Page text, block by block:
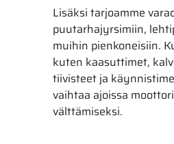
Lisäksi tarjoamme
puutarhajyrsimiin,
muihin pienkoneisiin.
kuten kaasuttimet,
tiivisteet ja
vaihtaa ajoissa
välttämiseksi.